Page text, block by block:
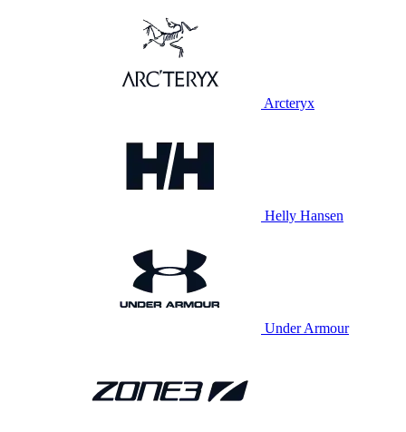
Arcteryx
Helly Hansen
Under Armour